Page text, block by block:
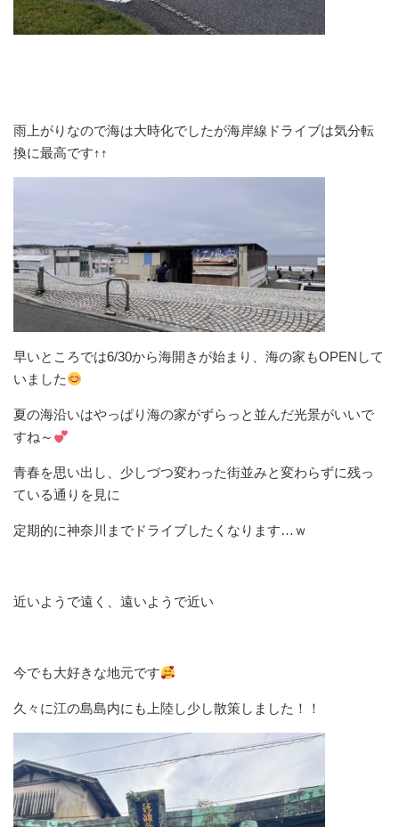
雨上がりなので海は大時化でしたが海岸線ドライブは気分転
換に最高です↑↑
早いところでは6/30から海開きが始まり、海の家もOPENして
いました
夏の海沿いはやっぱり海の家がずらっと並んだ光景がいいで
すね～
青春を思い出し、少しづつ変わった街並みと変わらずに残っ
ている通りを見に
定期的に神奈川までドライブしたくなります…ｗ
近いようで遠く、遠いようで近い
今でも大好きな地元です
久々に江の島島内にも上陸し少し散策しました！！